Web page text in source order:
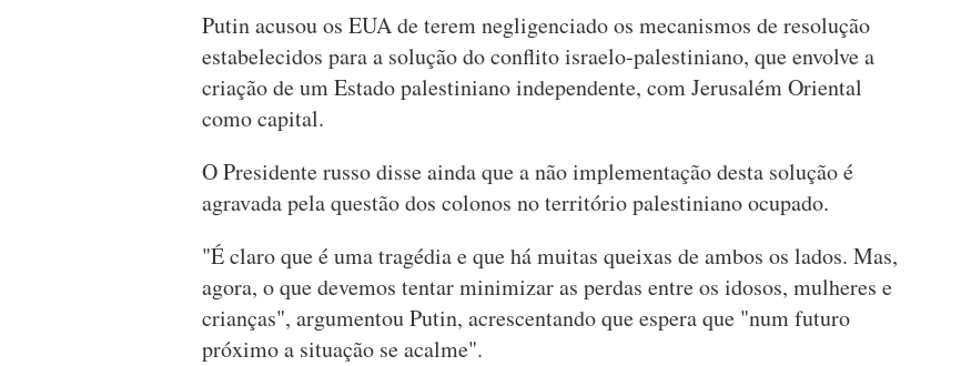
Putin acusou os EUA de terem negligenciado os mecanismos de resolução
estabelecidos para a solução do conflito israelo-palestiniano, que envolve a
criação de um Estado palestiniano independente, com Jerusalém Oriental
como capital.
O Presidente russo disse ainda que a não implementação desta solução é
agravada pela questão dos colonos no território palestiniano ocupado.
"É claro que é uma tragédia e que há muitas queixas de ambos os lados. Mas,
agora, o que devemos tentar minimizar as perdas entre os idosos, mulheres e
crianças", argumentou Putin, acrescentando que espera que "num futuro
próximo a situação se acalme".